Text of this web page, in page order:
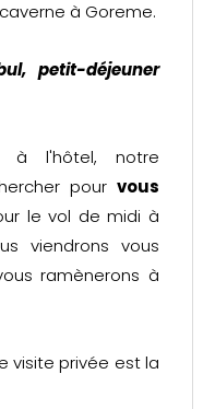
à Goreme.
petit-déjeuner
à l'hôtel, notre
pour vous
le vol de midi à
viendrons vous
ramènerons à
visite privée est la